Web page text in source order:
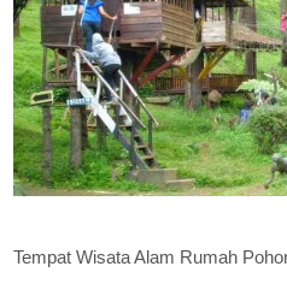
Tempat Wisata Alam Rumah